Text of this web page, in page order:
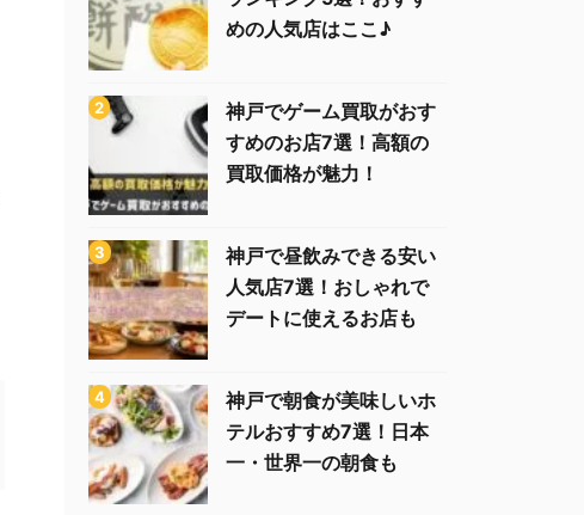
めの人気店はここ♪
神戸でゲーム買取がおす
すめのお店7選！高額の
買取価格が魅力！
神戸で昼飲みできる安い
人気店7選！おしゃれで
デートに使えるお店も
神戸で朝食が美味しいホ
テルおすすめ7選！日本
一・世界一の朝食も